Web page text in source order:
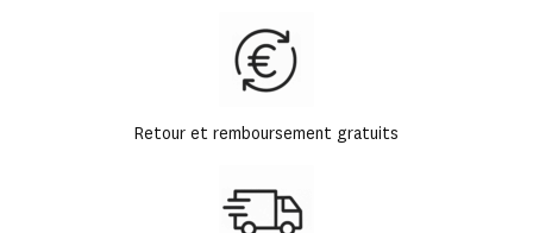
Retour et remboursement gratuits